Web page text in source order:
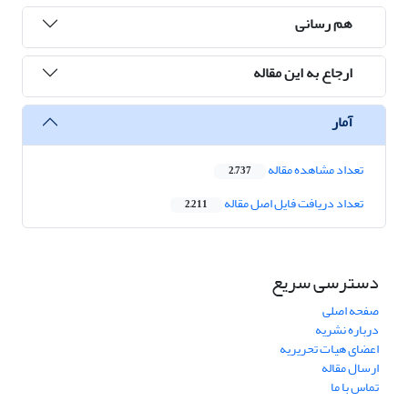
هم رسانی
ارجاع به این مقاله
آمار
تعداد مشاهده مقاله 2,737
تعداد دریافت فایل اصل مقاله 2,211
دسترسی سریع
صفحه اصلی
درباره نشریه
اعضای هیات تحریریه
ارسال مقاله
تماس با ما